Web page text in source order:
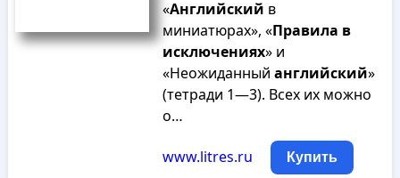
«Английский в
миниатюрах», «Правила в
исключениях» и
«Неожиданный английский»
(тетради 1—3). Всех их можно
о…
www.litres.ru Купить